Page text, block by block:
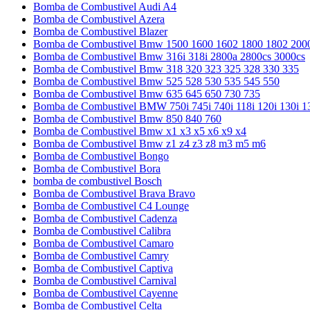
Bomba de Combustivel Audi A4
Bomba de Combustivel Azera
Bomba de Combustivel Blazer
Bomba de Combustivel Bmw 1500 1600 1602 1800 1802
Bomba de Combustivel Bmw 316i 318i 2800a 2800cs 3000cs
Bomba de Combustivel Bmw 318 320 323 325 328 330 335
Bomba de Combustivel Bmw 525 528 530 535 545 550
Bomba de Combustivel Bmw 635 645 650 730 735
Bomba de Combustivel BMW 750i 745i 740i 118i 120i 130i
Bomba de Combustivel Bmw 850 840 760
Bomba de Combustivel Bmw x1 x3 x5 x6 x9 x4
Bomba de Combustivel Bmw z1 z4 z3 z8 m3 m5 m6
Bomba de Combustivel Bongo
Bomba de Combustivel Bora
bomba de combustivel Bosch
Bomba de Combustivel Brava Bravo
Bomba de Combustivel C4 Lounge
Bomba de Combustivel Cadenza
Bomba de Combustivel Calibra
Bomba de Combustivel Camaro
Bomba de Combustivel Camry
Bomba de Combustivel Captiva
Bomba de Combustivel Carnival
Bomba de Combustivel Cayenne
Bomba de Combustivel Celta